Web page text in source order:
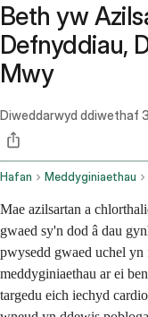
Beth yw
Defnyddiau,
Mwy
Diweddarwyd ddiwethaf
Hafan Meddyginiaethau
Mae azilsartan a
gwaed sy'n dod â dau
pwysedd gwaed uchel
meddyginiaethau ar ei
targedu eich iechyd